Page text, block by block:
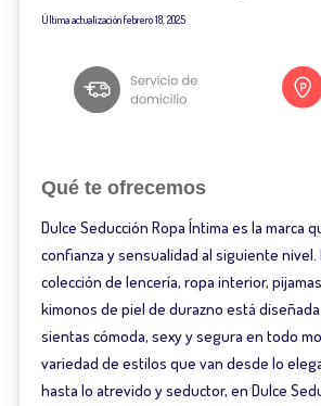
Última actualizaciónfebrero 18, 2025
Qué te ofrecemos
Dulce Seducción Ropa Íntima es la marca
confianza y sensualidad al siguiente nivel.
colección de lencería, ropa interior,
kimonos de piel de durazno está
sientas cómoda, sexy y segura en todo
variedad de estilos que van desde lo
hasta lo atrevido y seductor, en Dulce